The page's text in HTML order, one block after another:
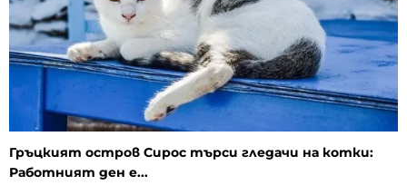
Гръцкият остров Сирос търси гледачи на котки:
Работният ден е...